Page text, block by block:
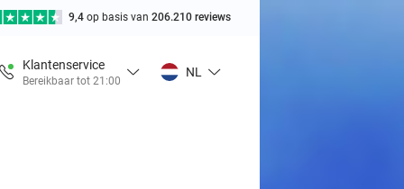
9,4 op basis van 206.210 reviews
Klantenservice
Bereikbaar tot 21:00
NL